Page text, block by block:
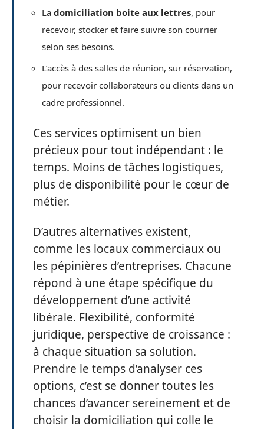
La domiciliation boite aux lettres, pour
recevoir, stocker et faire suivre son courrier
selon ses besoins.
L’accès à des salles de réunion, sur réservation,
pour recevoir collaborateurs ou clients dans un
cadre professionnel.
Ces services optimisent un bien
précieux pour tout indépendant : le
temps. Moins de tâches logistiques,
plus de disponibilité pour le cœur de
métier.
D’autres alternatives existent,
comme les locaux commerciaux ou
les pépinières d’entreprises. Chacune
répond à une étape spécifique du
développement d’une activité
libérale. Flexibilité, conformité
juridique, perspective de croissance :
à chaque situation sa solution.
Prendre le temps d’analyser ces
options, c’est se donner toutes les
chances d’avancer sereinement et de
choisir la domiciliation qui colle le